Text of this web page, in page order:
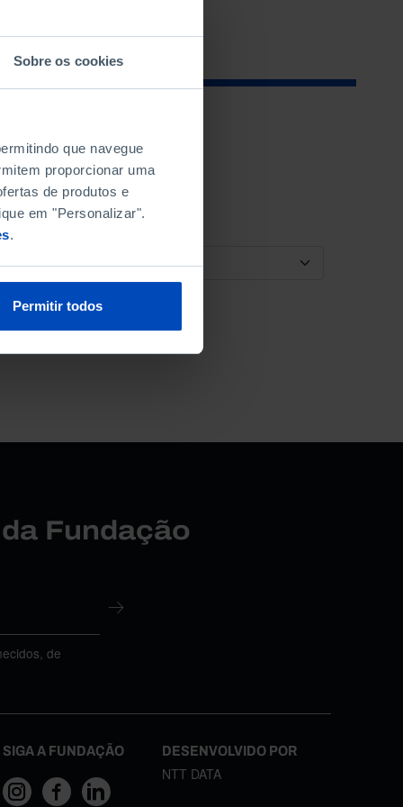
Sobre os cookies
que navegue
proporcionar uma
de produtos e
em "Personalizar".
.
Permitir todos
ORDENAR POR
Fundação
de
SIGA A FUNDAÇÃO DESENVOLVIDO POR
NTT DATA